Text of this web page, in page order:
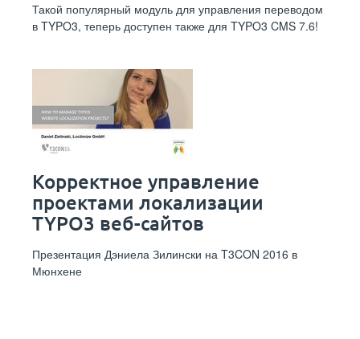
Такой популярный модуль для управления переводом
в TYPO3, теперь доступен также для TYPO3 CMS 7.6!
Корректное управление
проектами локализации
TYPO3 веб-сайтов
Презентация Дэниела Зилински на T3CON 2016 в
Мюнхене